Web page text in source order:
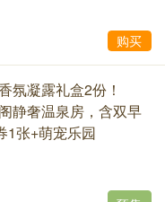
购买
氛凝露礼盒2份！
静奢温泉房，含双早
1张+萌宠乐园